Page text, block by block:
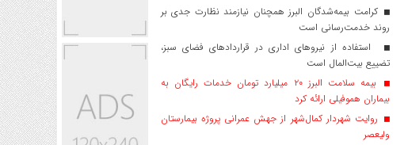
کرامت بیمه‌شدگان البرز همچنان نیازمند نظارت جدی بر
روند خدمت‌رسانی است
استفاده از نیروهای اداری در قراردادهای فضای سبز،
تضییع بیت‌المال است
بیمه سلامت البرز ۲۰ میلیارد تومان خدمات رایگان به
بیماران هموفیلی ارائه کرد
روایت شهردار کمال‌شهر از جهش عمرانی پروژه بیمارستان
ولیعصر